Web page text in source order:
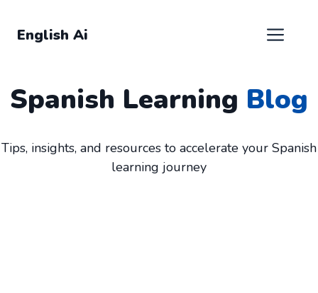
English Ai
菜
Spanish Learning Blog
Tips, insights, and resources to accelerate your Spanish
learning journey